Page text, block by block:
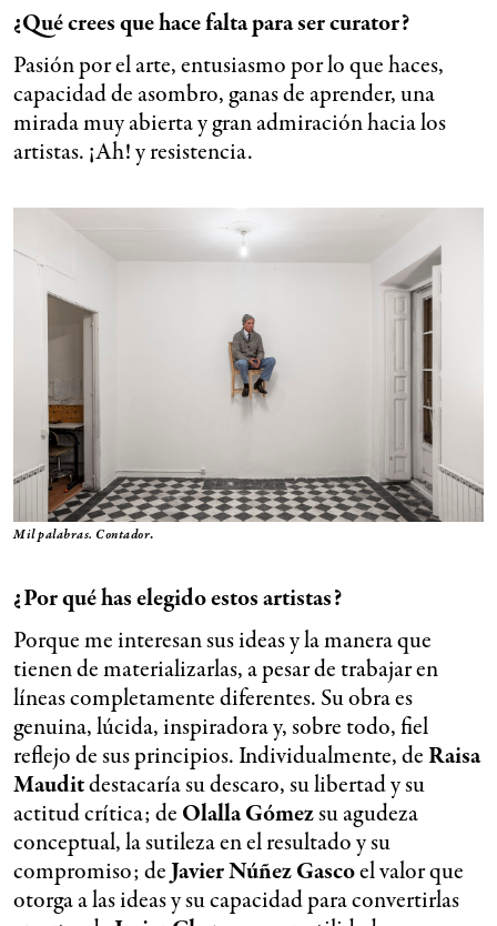
¿Qué crees que hace falta para ser curator?
Pasión por el arte, entusiasmo por lo que haces,
capacidad de asombro, ganas de aprender, una
mirada muy abierta y gran admiración hacia los
artistas. ¡Ah! y resistencia.
Mil palabras. Contador.
¿Por qué has elegido estos artistas?
Porque me interesan sus ideas y la manera que
tienen de materializarlas, a pesar de trabajar en
líneas completamente diferentes. Su obra es
genuina, lúcida, inspiradora y, sobre todo, fiel
reflejo de sus principios. Individualmente, de Raisa
Mauditdestacaría su descaro, su libertad y su
actitud crítica; de Olalla Gómezsu agudeza
conceptual, la sutileza en el resultado y su
compromiso; deJavier Núñez Gascoel valor que
otorga a las ideas y su capacidad para convertirlas